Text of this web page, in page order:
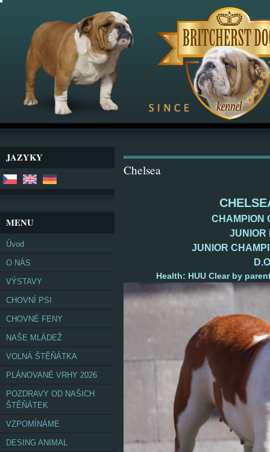
Chelsea
CHAMPION
JUNIOR
JUNIOR
Health: HUU Clear by
JAZYKY
MENU
Úvod
O NÁS
VÝSTAVY
CHOVNÍ PSI
CHOVNÉ FENY
NAŠE MLÁDEŽ
VOLNÁ ŠTĚŇÁTKA
PLÁNOVANÉ VRHY 2026
POZDRAVY OD NAŠICH
ŠTĚŇÁTEK
VZPOMÍNÁME
DESING ANIMAL